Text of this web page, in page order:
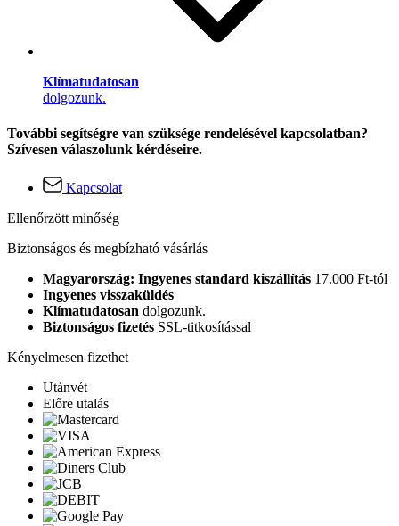
Klímatudatosan
dolgozunk.
További segítségre van szüksége rendelésével kapcsolatban?
Szívesen válaszolunk kérdéseire.
Kapcsolat
Ellenőrzött minőség
Biztonságos és megbízható vásárlás
Magyarország: Ingyenes standard kiszállítás 17.000 Ft-tól
Ingyenes visszaküldés
Klímatudatosan dolgozunk.
Biztonságos fizetés SSL-titkosítással
Kényelmesen fizethet
Utánvét
Előre utalás